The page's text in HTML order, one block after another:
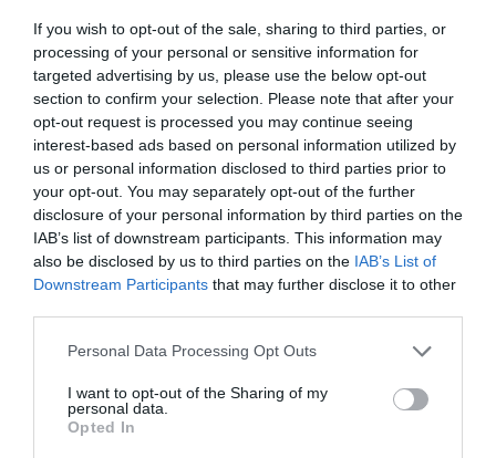
If you wish to opt-out of the sale, sharing to third parties, or
processing of your personal or sensitive information for
targeted advertising by us, please use the below opt-out
section to confirm your selection. Please note that after your
opt-out request is processed you may continue seeing
interest-based ads based on personal information utilized by
us or personal information disclosed to third parties prior to
your opt-out. You may separately opt-out of the further
disclosure of your personal information by third parties on the
IAB’s list of downstream participants. This information may
also be disclosed by us to third parties on the IAB’s List of
Downstream Participants that may further disclose it to other
Personal Data Processing Opt Outs
I want to opt-out of the Sharing of my
personal data.
Opted In
Índex2P
Puma
Serie A
Añadir2Playbookcomo fuente preferida de Google
de forma gratuita
Mantente informado con las últimas noticias de actualidad.
ACTIVAR AHORA
Compartir
Imprimir